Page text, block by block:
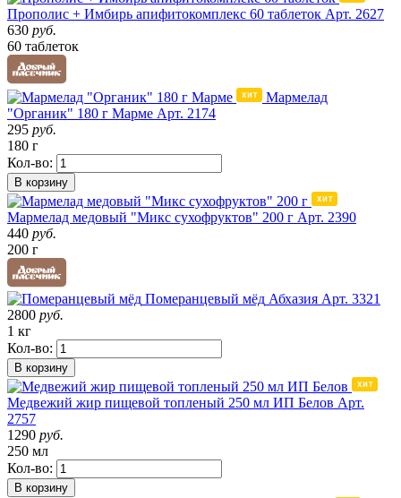
Прополис + Имбирь апифитокомплекс 60 таблеток Арт. 2627
630 руб.
60 таблеток
Мармелад
"Органик" 180 г Марме Арт. 2174
295 руб.
180 г
Кол-во:
В корзину
Мармелад медовый "Микс сухофруктов" 200 г Арт. 2390
440 руб.
200 г
Померанцевый мёд Абхазия Арт. 3321
2800 руб.
1 кг
Кол-во:
В корзину
Медвежий жир пищевой топленый 250 мл ИП Белов Арт.
2757
1290 руб.
250 мл
Кол-во:
В корзину